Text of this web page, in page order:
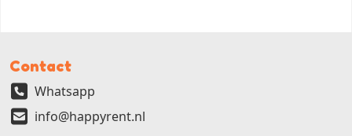
Contact
Whatsapp
info@happyrent.nl